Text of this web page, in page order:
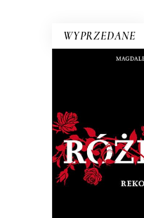
WYPRZEDANE
RÓŻEWICZ.
Na pytanie:
Różewicz
mnie